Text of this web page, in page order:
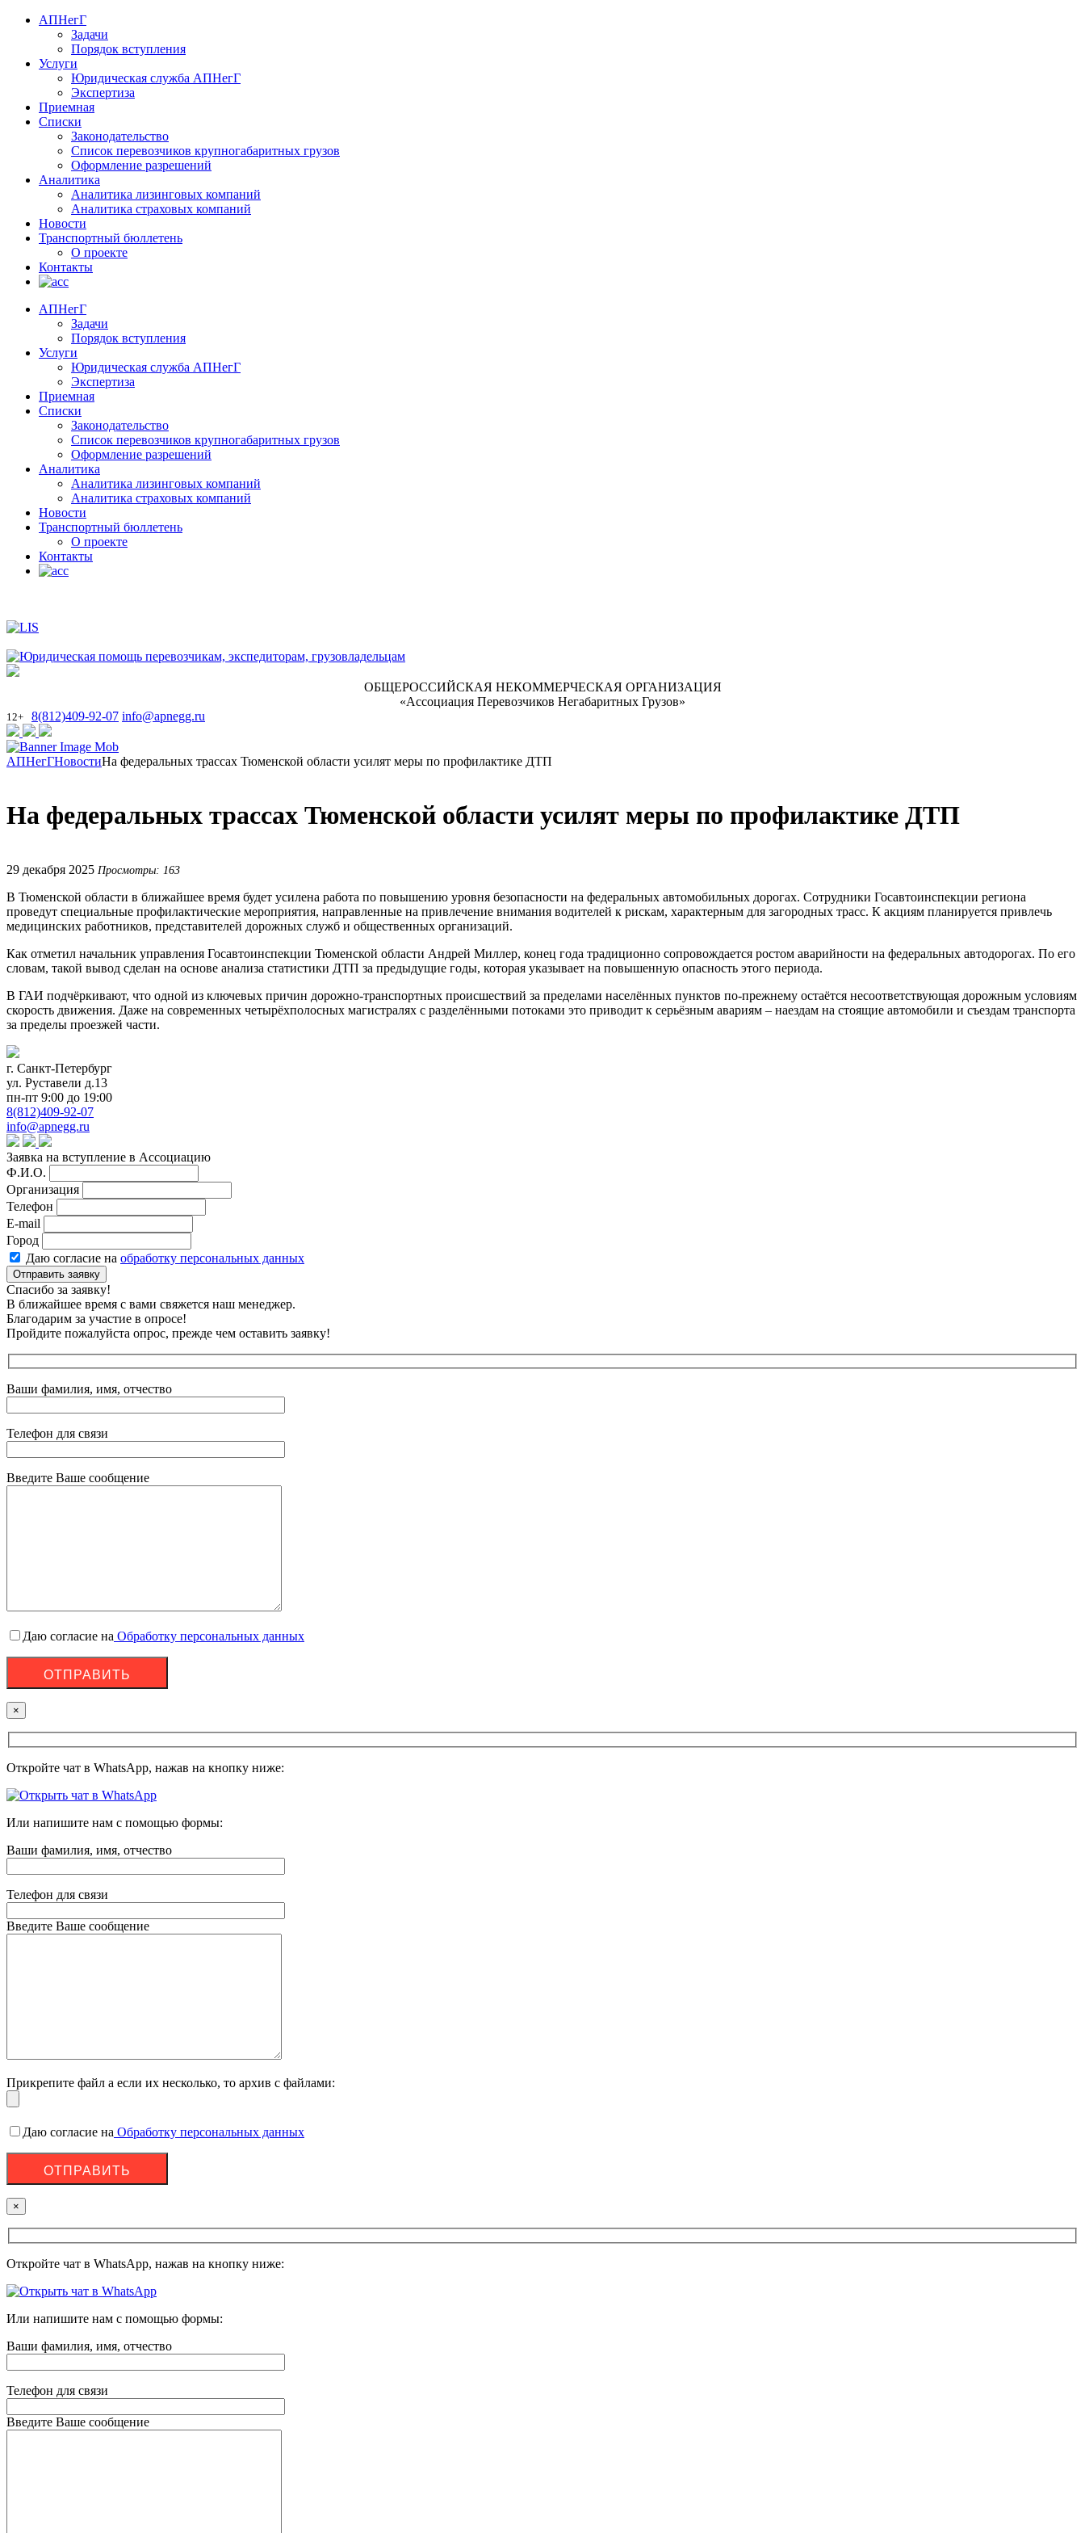
АПНегГ
Задачи
Порядок вступления
Услуги
Юридическая служба АПНегГ
Экспертиза
Приемная
Списки
Законодательство
Список перевозчиков крупногабаритных грузов
Оформление разрешений
Аналитика
Аналитика лизинговых компаний
Aналитика страховых компаний
Новости
Транспортный бюллетень
О проекте
Контакты
АПНегГ
Задачи
Порядок вступления
Услуги
Юридическая служба АПНегГ
Экспертиза
Приемная
Списки
Законодательство
Список перевозчиков крупногабаритных грузов
Оформление разрешений
Аналитика
Аналитика лизинговых компаний
Aналитика страховых компаний
Новости
Транспортный бюллетень
О проекте
Контакты
ОБЩЕРОССИЙСКАЯ НЕКОММЕРЧЕСКАЯ ОРГАНИЗАЦИЯ
«Ассоциация Перевозчиков Негабаритных Грузов»
12+ 8(812)409-92-07 info@apnegg.ru
АПНегГНовостиНа федеральных трассах Тюменской области усилят меры по профилактике ДТП
На федеральных трассах Тюменской области усилят меры по профилактике ДТП
29 декабря 2025 Просмотры: 163
В Тюменской области в ближайшее время будет усилена работа по повышению уровня безопасности на федеральных автомобильных дорогах. Сотрудники Госавтоинспекции региона
проведут специальные профилактические мероприятия, направленные на привлечение внимания водителей к рискам, характерным для загородных трасс. К акциям планируется привлечь
медицинских работников, представителей дорожных служб и общественных организаций.
Как отметил начальник управления Госавтоинспекции Тюменской области Андрей Миллер, конец года традиционно сопровождается ростом аварийности на федеральных автодорогах. По его
словам, такой вывод сделан на основе анализа статистики ДТП за предыдущие годы, которая указывает на повышенную опасность этого периода.
В ГАИ подчёркивают, что одной из ключевых причин дорожно-транспортных происшествий за пределами населённых пунктов по-прежнему остаётся несоответствующая дорожным условиям
скорость движения. Даже на современных четырёхполосных магистралях с разделёнными потоками это приводит к серьёзным авариям – наездам на стоящие автомобили и съездам транспорта
за пределы проезжей части.
г. Санкт-Петербург
ул. Руставели д.13
пн-пт 9:00 до 19:00
8(812)409-92-07
info@apnegg.ru
Заявка на вступление в Ассоциацию
Ф.И.О.
Организация
Телефон
E-mail
Город
Даю согласие на обработку персональных данных
Отправить заявку
Спасибо за заявку!
В ближайшее время с вами свяжется наш менеджер.
Благодарим за участие в опросе!
Пройдите пожалуйста опрос, прежде чем оставить заявку!
Ваши фамилия, имя, отчество
Телефон для связи
Введите Ваше сообщение
Даю согласие на Обработку персональных данных
×
Откройте чат в WhatsApp, нажав на кнопку ниже:
Или напишите нам с помощью формы:
Ваши фамилия, имя, отчество
Телефон для связи
Введите Ваше сообщение
Прикрепите файл а если их несколько, то архив с файлами:
Даю согласие на Обработку персональных данных
×
Откройте чат в WhatsApp, нажав на кнопку ниже:
Или напишите нам с помощью формы:
Ваши фамилия, имя, отчество
Телефон для связи
Введите Ваше сообщение